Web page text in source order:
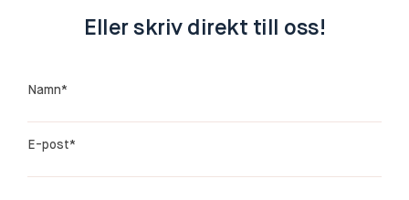
Eller skriv direkt till oss!